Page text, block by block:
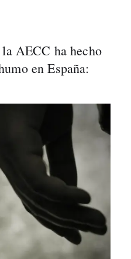
AECC ha hecho
en España: